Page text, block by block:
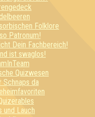
Folklore
Patronum!
Dein Fachbereich!
ist swaglos!
Quizwesen
Schnaps da
und Lauch